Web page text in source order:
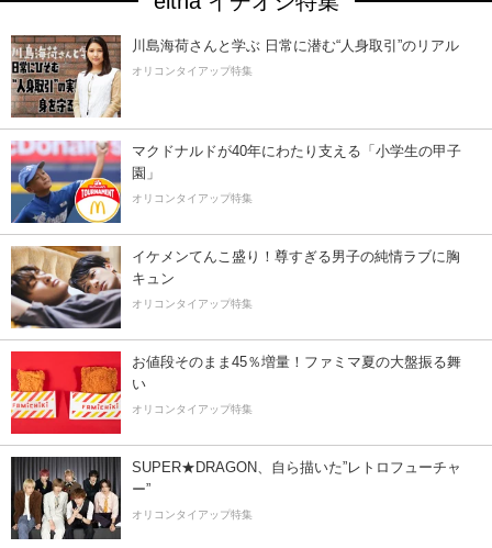
川島海荷さんと学ぶ 日常に潜む“人身取引”のリアル
オリコンタイアップ特集
マクドナルドが40年にわたり支える「小学生の甲子
園」
オリコンタイアップ特集
イケメンてんこ盛り！尊すぎる男子の純情ラブに胸
キュン
オリコンタイアップ特集
お値段そのまま45％増量！ファミマ夏の大盤振る舞
い
オリコンタイアップ特集
SUPER★DRAGON、自ら描いた”レトロフューチャ
ー”
オリコンタイアップ特集